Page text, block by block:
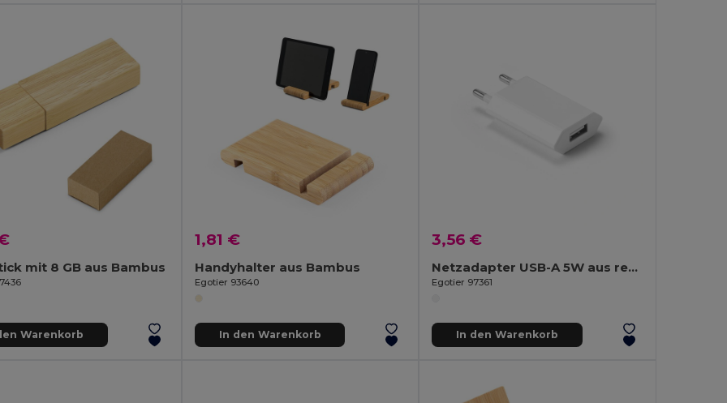
mit 8 GB aus Bambus
Warenkorb
1,81 €
Handyhalter aus Bambus
Egotier 93640
In den Warenkorb
3,56 €
Netzadapter USB-A 5W aus recyceltes ABS (100% rABS)
Egotier 97361
In den Warenkorb